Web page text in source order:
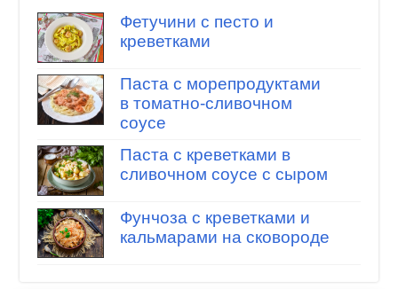
Фетучини с песто и
креветками
Паста с морепродуктами
в томатно-сливочном
соусе
Паста с креветками в
сливочном соусе с сыром
Фунчоза с креветками и
кальмарами на сковороде